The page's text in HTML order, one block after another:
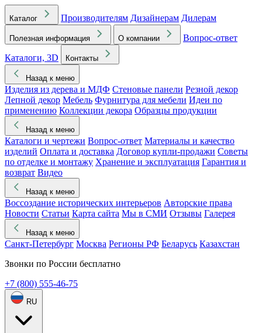
Каталог Производителям Дизайнерам Дилерам
Полезная информация О компании
Вопрос-ответ
Каталоги, 3D
Контакты
Назад к меню
Изделия из дерева и МДФ Стеновые панели Резной декор
Лепной декор Мебель Фурнитура для мебели Идеи по
применению Коллекции декора Образцы продукции
Назад к меню
Каталоги и чертежи Вопрос-ответ Материалы и качество
изделий Оплата и доставка Договор купли-продажи Советы
по отделке и монтажу Хранение и эксплуатация Гарантия и
возврат Видео
Назад к меню
Воссоздание исторических интерьеров Авторские права
Новости Статьи Карта сайта Мы в СМИ Отзывы Галерея
Назад к меню
Санкт-Петербург Москва Регионы РФ Беларусь Казахстан
Звонки по России бесплатно
+7 (800) 555-46-75
RU